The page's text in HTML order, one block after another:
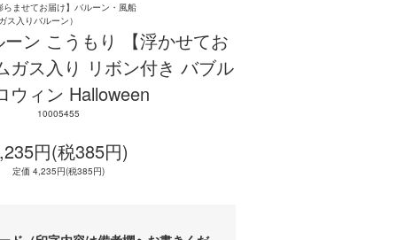
ませてお届け】バルーン・風船
ス入りバルーン）
ン こうもり 【浮かせてお
ガス入り リボン付き バブル
ウィン Halloween
10005455
円(税385円)
定価 4,235円(税385円)